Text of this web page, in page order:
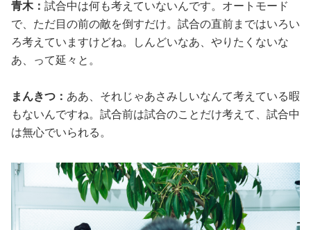
青木： 試合中は何も考えていないんです。オートモード
で、ただ目の前の敵を倒すだけ。試合の直前まではいろい
ろ考えていますけどね。しんどいなあ、やりたくないな
あ、って延々と。
まんきつ： ああ、それじゃあさみしいなんて考えている暇
もないんですね。試合前は試合のことだけ考えて、試合中
は無心でいられる。